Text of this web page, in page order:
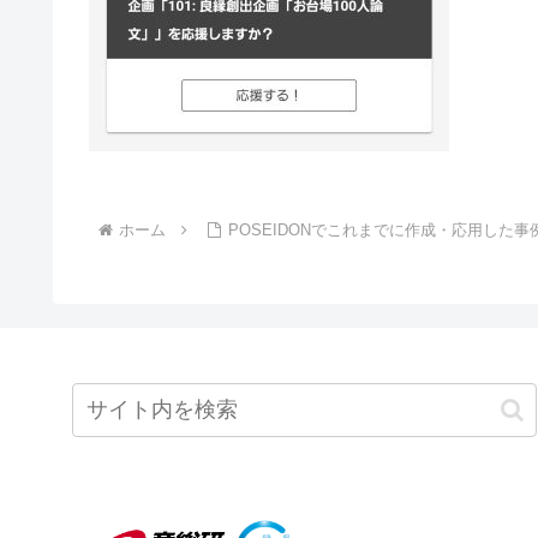
ホーム POSEIDONでこれまでに作成・応用した事